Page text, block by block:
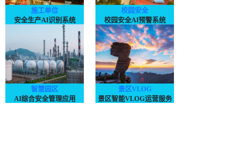
施工单位
安全生产AI识别系统
校园安全
校园安全AI预警系统
智慧园区
AI综合安全管理应用
景区VLOG
景区智能VLOG运营服务